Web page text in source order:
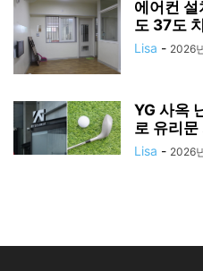
에어컨
도 37도
Lisa - 2026
YG 사옥
로 유리
Lisa - 2026